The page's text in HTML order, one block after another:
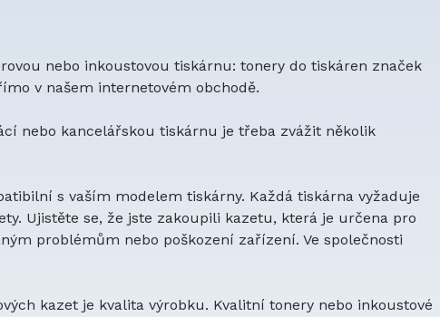
nebo inkoustovou tiskárnu: tonery do tiskáren značek
v našem internetovém obchodě.
nebo kancelářskou tiskárnu je třeba zvážit několik
s vaším modelem tiskárny. Každá tiskárna vyžaduje
Ujistěte se, že jste zakoupili kazetu, která je určena pro
problémům nebo poškození zařízení. Ve společnosti
kazet je kvalita výrobku. Kvalitní tonery nebo inkoustové